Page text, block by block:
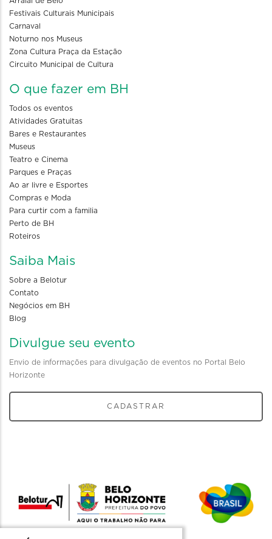
Festivais Culturais Municipais
Carnaval
Noturno nos Museus
Zona Cultura Praça da Estação
Circuito Municipal de Cultura
O que fazer em BH
Todos os eventos
Atividades Gratuitas
Bares e Restaurantes
Museus
Teatro e Cinema
Parques e Praças
Ao ar livre e Esportes
Compras e Moda
Para curtir com a familia
Perto de BH
Roteiros
Saiba Mais
Sobre a Belotur
Contato
Negócios em BH
Blog
Divulgue seu evento
Envio de informações para divulgação de eventos no Portal Belo
Horizonte
CADASTRAR